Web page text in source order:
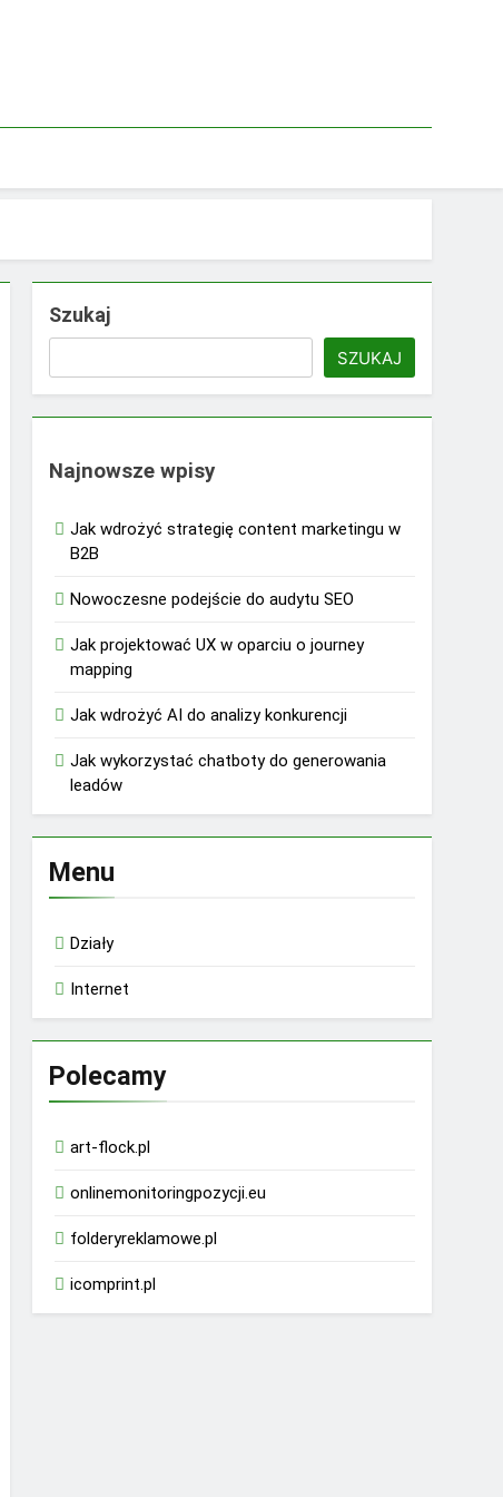
Szukaj
SZUKAJ
Najnowsze wpisy
Jak wdrożyć strategię content marketingu w
B2B
Nowoczesne podejście do audytu SEO
Jak projektować UX w oparciu o journey
mapping
Jak wdrożyć AI do analizy konkurencji
Jak wykorzystać chatboty do generowania
leadów
Menu
Działy
Internet
Polecamy
art-flock.pl
onlinemonitoringpozycji.eu
folderyreklamowe.pl
icomprint.pl